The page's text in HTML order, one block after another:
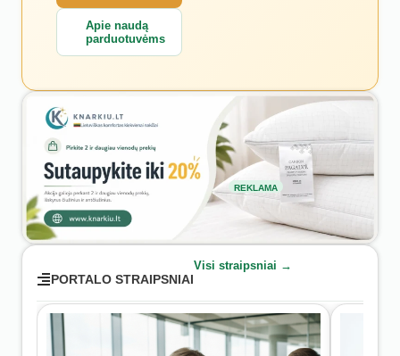
Apie naudą
parduotuvėms
REKLAMA
PORTALO STRAIPSNIAI
Visi straipsniai →